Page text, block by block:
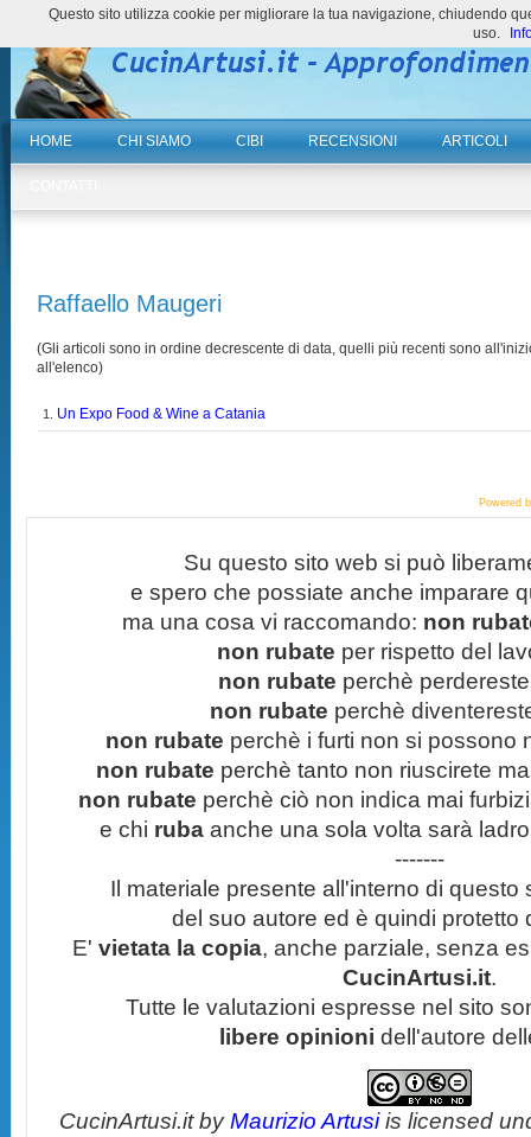
HOME CHI SIAMO CIBI RECENSIONI ARTICOLI
Raffaello Maugeri
(Gli articoli sono in ordine decrescente di data, quelli più recenti sono
all'elenco)
1. Un Expo Food & Wine a Catania
Powered
Su questo sito web si può
e spero che possiate anche imparare
ma una cosa vi raccomando: non
non rubate per rispetto del
non rubate perchè
non rubate perchè
non rubate perchè i furti non si possono
non rubate perchè tanto non riuscirete
non rubate perchè ciò non indica mai
e chi ruba anche una sola volta sarà
-------
Il materiale presente all'interno di questo
del suo autore ed è quindi protetto
E' vietata la copia, anche parziale, senza
CucinArtusi.it.
Tutte le valutazioni espresse nel sito
libere opinioni dell'autore
CucinArtusi.itbyMaurizio Artusiis licensed
Questo sito utilizza cookie per migliorare la tua navigazione, chiudendo
uso.